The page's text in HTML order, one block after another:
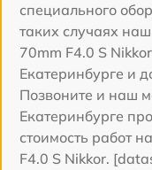
специального
таких случаях
70mm F4.0 S
Екатеринбурге и
Позвоните и наш
Екатеринбурге
стоимость работ
F4.0 S Nikkor.